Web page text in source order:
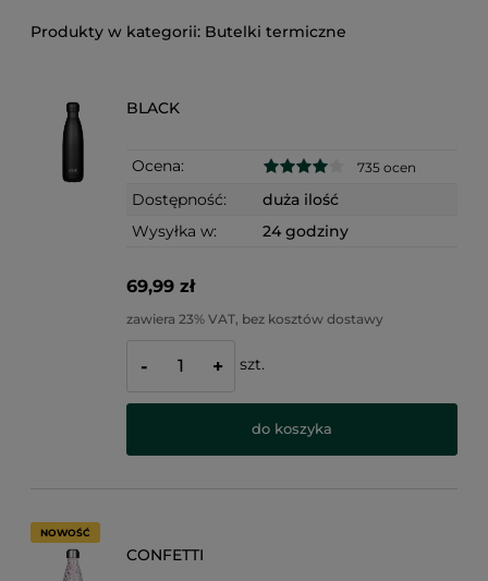
Butelki termiczne
BLACK
Ocena: 735 ocen
Dostępność:
duża ilość
Wysyłka w:
24 godziny
69,99 zł
zawiera 23% VAT, bez kosztów dostawy
- + szt.
do koszyka
CONFETTI
NOWOŚĆ